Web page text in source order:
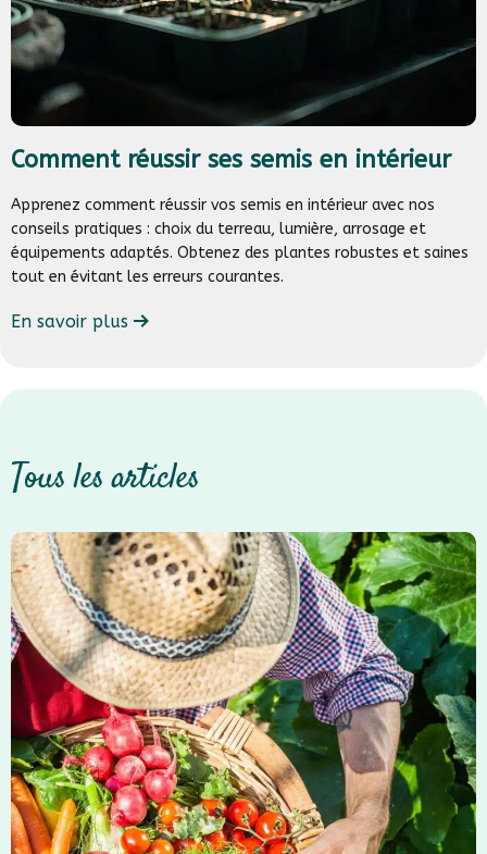
Comment réussir ses semis en intérieur
Apprenez comment réussir vos semis en intérieur avec nos
conseils pratiques : choix du terreau, lumière, arrosage et
équipements adaptés. Obtenez des plantes robustes et saines
tout en évitant les erreurs courantes.
En savoir plus
Tous les articles